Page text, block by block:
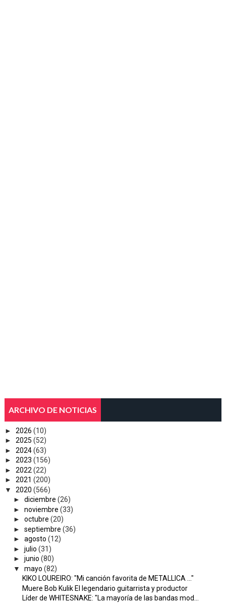
ARCHIVO DE NOTICIAS
► 2026 (10)
► 2025 (52)
► 2024(63)
► 2023 (156)
► 2022 (22)
► 2021 (200)
▼
2020 (566)
► diciembre (26)
► noviembre (33)
► octubre (20)
► septiembre (36)
► agosto (12)
► julio (31)
► junio (80)
▼
mayo (82)
KIKO LOUREIRO: "Mi canción favorita de METALLICA ..."
Muere Bob Kulik El legendario guitarrista y productor
Líder de WHITESNAKE: "La mayoría de las bandas mod...